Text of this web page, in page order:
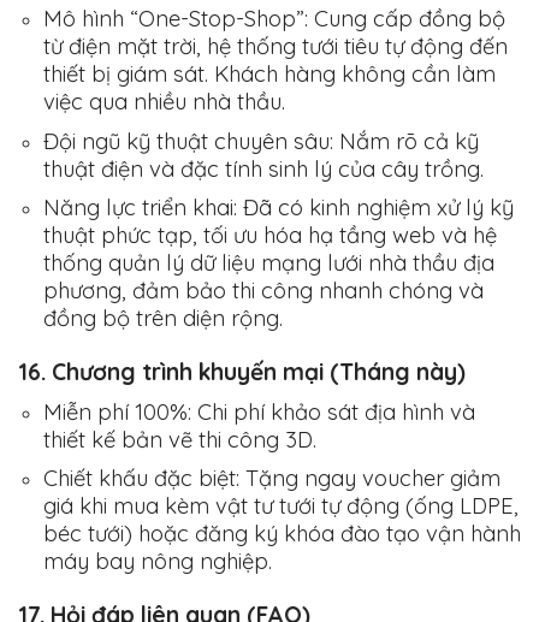
Mô hình “One-Stop-Shop”: Cung cấp đồng bộ
từ điện mặt trời, hệ thống tưới tiêu tự động đến
thiết bị giám sát. Khách hàng không cần làm
việc qua nhiều nhà thầu.
Đội ngũ kỹ thuật chuyên sâu: Nắm rõ cả kỹ
thuật điện và đặc tính sinh lý của cây trồng.
Năng lực triển khai: Đã có kinh nghiệm xử lý kỹ
thuật phức tạp, tối ưu hóa hạ tầng web và hệ
thống quản lý dữ liệu mạng lưới nhà thầu địa
phương, đảm bảo thi công nhanh chóng và
đồng bộ trên diện rộng.
16. Chương trình khuyến mại (Tháng này)
Miễn phí 100%: Chi phí khảo sát địa hình và
thiết kế bản vẽ thi công 3D.
Chiết khấu đặc biệt: Tặng ngay voucher giảm
giá khi mua kèm vật tư tưới tự động (ống LDPE,
béc tưới) hoặc đăng ký khóa đào tạo vận hành
máy bay nông nghiệp.
17. Hỏi đáp liên quan (FAQ)